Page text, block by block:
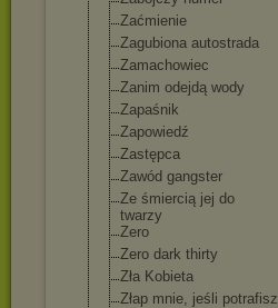
Zaćmienie
Zagubiona autostrada
Zamachowiec
Zanim odejdą wody
Zapaśnik
Zapowiedź
Zastępca
Zawód gangster
Ze śmiercią jej do
twarzy
Zero
Zero dark thirty
Zła Kobieta
Złap mnie, jeśli potrafisz